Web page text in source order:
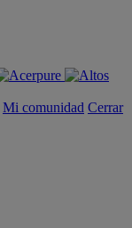
Mi comunidad Cerrar